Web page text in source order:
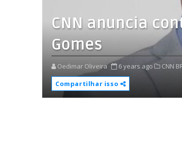
CNN anuncia
Gomes
Oedimar Oliveira 6 years ago CNN
Compartilhar isso